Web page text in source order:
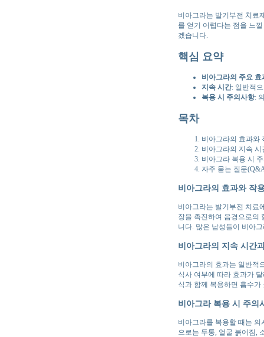
비아그라는 발기부전 치료
를 얻기 어렵다는 점을 느
겠습니다.
핵심 요약
비아그라의 주요 효
지속 시간: 일반적
복용 시 주의사항:
목차
비아그라의 효과와
비아그라의 지속
비아그라 복용 시
자주 묻는 질문
비아그라의 효과와 작
비아그라는 발기부전 치료
장을 촉진하여 음경으로의
니다. 많은 남성들이 비아
비아그라의 지속 시간
비아그라의 효과는 일반적
식사 여부에 따라 효과가
식과 함께 복용하면 흡수
비아그라 복용 시 주의
비아그라를 복용할 때는
으로는 두통, 얼굴 붉어짐,